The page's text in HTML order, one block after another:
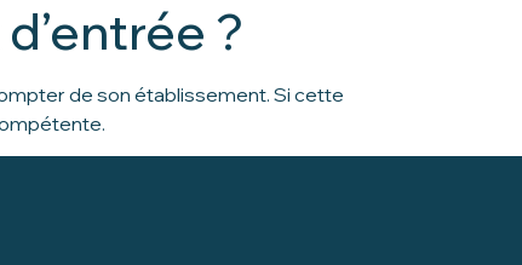
?
de son établissement. Si cette